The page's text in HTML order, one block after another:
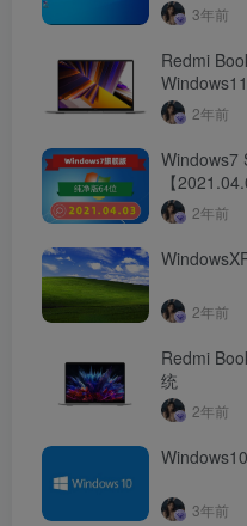
3年前
Redmi
2年前
Windows7
【
2年前
2年前
Redmi
统
2年前
3年前